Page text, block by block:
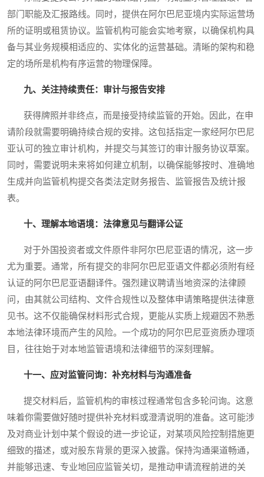
部门职能及汇报路线。同时，提供在阿尔巴尼亚境内实际运营场
所的证明或租赁协议。监管机构可能会实地考察，以确保机构具
备与其业务规模相适应的、实体化的运营基础。清晰的架构和稳
定的场所是机构有序运营的物理保障。
九、关注持续责任：审计与报告安排
获得牌照并非终点，而是接受持续监管的开始。因此，在申
请阶段就需要明确持续合规的安排。这包括指定一家经阿尔巴尼
亚认可的独立审计机构，并提交与其签订的审计服务协议草案。
同时，需要说明未来将如何建立机制，以确保能够按时、准确地
生成并向监管机构提交各类法定财务报告、监管报告及统计报
表。
十、理解本地语境：法律意见与翻译公证
对于外国投资者或文件原件非阿尔巴尼亚语的情况，这一步
尤为重要。通常，所有提交的非阿尔巴尼亚语文件都必须附有经
认证的阿尔巴尼亚语翻译件。强烈建议聘请当地资深的法律顾
问，由其就公司结构、文件合规性以及整体申请策略提供法律意
见书。这不仅能确保材料形式合规，更能从实质上规避因不熟悉
本地法律环境而产生的风险。一个成功的阿尔巴尼亚资质办理项
目，往往始于对本地监管语境和法律细节的深刻理解。
十一、应对监管问询：补充材料与沟通准备
提交材料后，监管机构的审核过程通常包含多轮问询。这意
味着你需要做好随时提供补充材料或澄清说明的准备。这可能涉
及对商业计划中某个假设的进一步论证，对某项风险控制措施更
细致的描述，或对股东背景的更深入披露。保持沟通渠道畅通，
并能够迅速、专业地回应监管关切，是推动申请流程前进的关